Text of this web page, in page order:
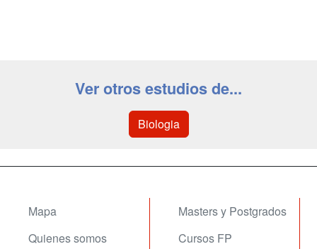
Ver otros estudios de...
Biologia
Mapa
Quienes somos
Masters y Postgrados
Cursos FP